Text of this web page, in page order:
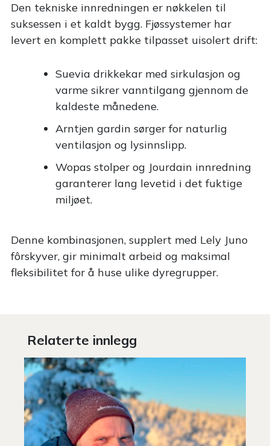
Den tekniske innredningen er nøkkelen til
suksessen i et kaldt bygg. Fjøssystemer har
levert en komplett pakke tilpasset uisolert drift:
Suevia drikkekar med sirkulasjon og
varme sikrer vanntilgang gjennom de
kaldeste månedene.
Arntjen gardin sørger for naturlig
ventilasjon og lysinnslipp.
Wopas stolper og Jourdain innredning
garanterer lang levetid i det fuktige
miljøet.
Denne kombinasjonen, supplert med Lely Juno
fôrskyver, gir minimalt arbeid og maksimal
fleksibilitet for å huse ulike dyregrupper.
Relaterte innlegg